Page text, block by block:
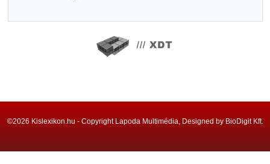
©2026 Kislexikon.hu - Copyright Lapoda Multimédia, Designed by BioDigit Kft.